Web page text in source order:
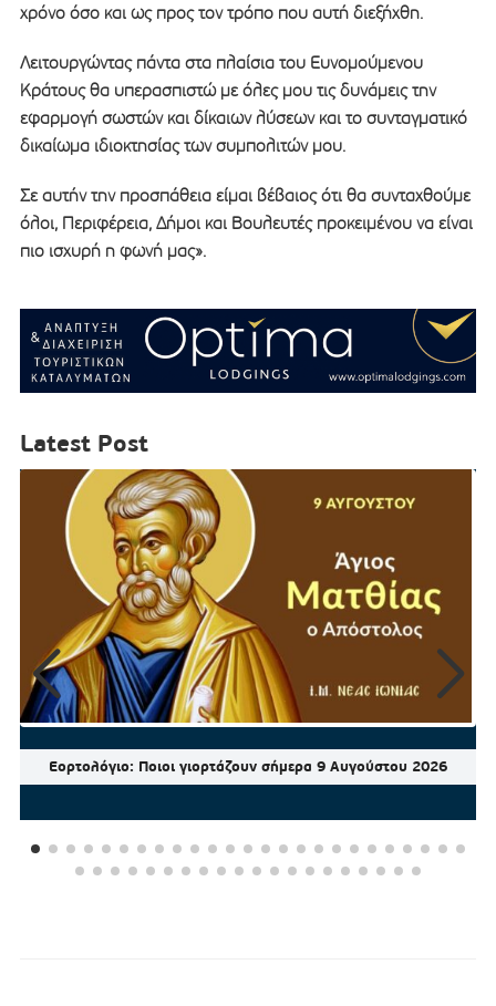
χρόνο όσο και ως προς τον τρόπο που αυτή διεξήχθη.
Λειτουργώντας πάντα στα πλαίσια του Ευνομούμενου
Κράτους θα υπερασπιστώ με όλες μου τις δυνάμεις την
εφαρμογή σωστών και δίκαιων λύσεων και το συνταγματικό
δικαίωμα ιδιοκτησίας των συμπολιτών μου.
Σε αυτήν την προσπάθεια είμαι βέβαιος ότι θα συνταχθούμε
όλοι, Περιφέρεια, Δήμοι και Βουλευτές προκειμένου να είναι
πιο ισχυρή η φωνή μας».
Latest Post
Εορτολόγιο: Ποιοι γιορτάζουν σήμερα 9 Αυγούστου 2026